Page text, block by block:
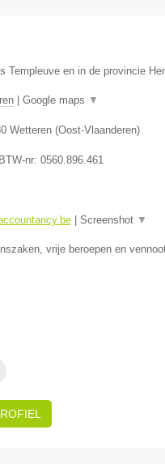
Templeuve en in de provincie
| Google maps ▼
Wetteren(Oost-Vlaanderen)
nr: 0560.896.461
| Screenshot ▼
vrije beroepen en